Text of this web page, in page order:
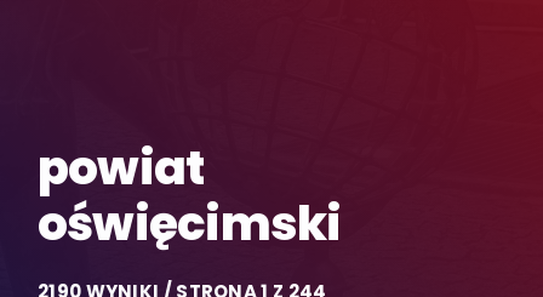
powiat
oświęcimski
2190 WYNIKI / STRONA 1 Z 244